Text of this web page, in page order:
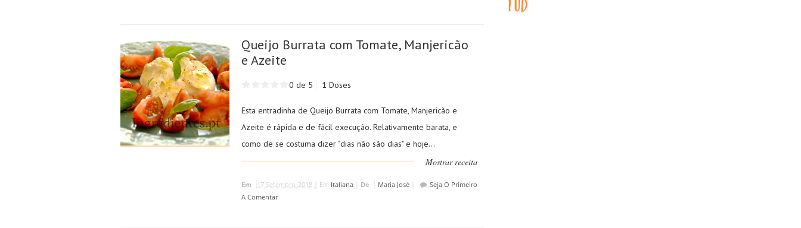
Queijo Burrata com Tomate, Manjericão
e Azeite
0 de 5 1 Doses
Esta entradinha de Queijo Burrata com Tomate, Manjericão e
Azeite é rápida e de fácil execução. Relativamente barata, e
como de se costuma dizer "dias não são dias" e hoje...
Mostrar receita
Em 17 Setembro, 2018 | Em Italiana| De Maria José|
Seja O Primeiro
A Comentar